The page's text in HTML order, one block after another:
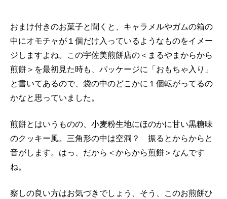
おまけ付きのお菓子と聞くと、キャラメルやガムの箱の
中にオモチャが１個だけ入っているようなものをイメー
ジしますよね。この宇佐美煎餅店の＜まるやまからから
煎餅＞を最初見た時も、パッケージに「おもちゃ入り」
と書いてあるので、袋の中のどこかに１個転がってるの
かなと思っていました。
煎餅とはいうものの、小麦粉生地にほのかに甘い黒糖味
のクッキー風。三角形の中は空洞？ 振るとからからと
音がします。はっ、だから＜からから煎餅＞なんです
ね。
察しの良い方はお気づきでしょう、そう、このお煎餅ひ